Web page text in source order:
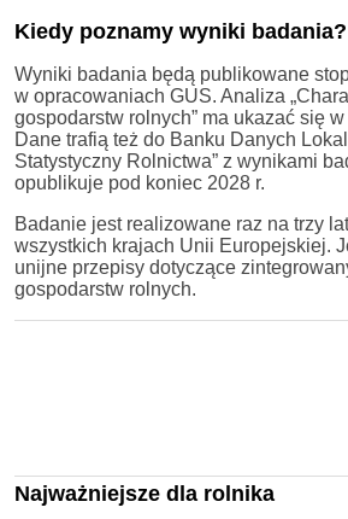
Kiedy poznamy wyniki badania?
Wyniki badania będą publikowane
w opracowaniach GUS. Analiza
gospodarstw rolnych” ma ukazać się
Dane trafią też do Banku Danych
Statystyczny Rolnictwa” z wynikami
opublikuje pod koniec 2028 r.
Badanie jest realizowane raz na trzy
wszystkich krajach Unii Europejskiej.
unijne przepisy dotyczące
gospodarstw rolnych.
Najważniejsze dla rolnika